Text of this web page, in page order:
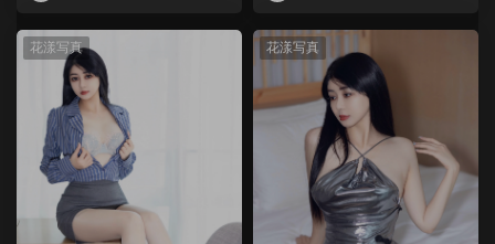
花漾写真 花漾写真